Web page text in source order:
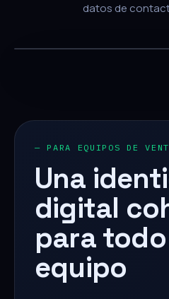
datos de
— PARA EQUIPOS DE
Una
digital
para
equipo